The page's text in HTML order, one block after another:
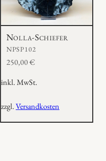
Nolla-Schiefer
NPSP102
250,00€
inkl. MwSt.
zzgl.Versandkosten